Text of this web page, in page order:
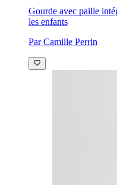
Gourde avec paille
les enfants
Par Camille Perrin